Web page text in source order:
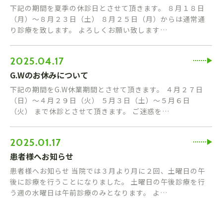
下記の期間を夏季の休診日とさせて頂きます。 ８月１８日
（月）〜８月２３日（土） ８月２５日（月）からは通常通
り診療を致します。 よろしくお願い致します…
2025.04.17
G.Wのお休みについて
下記の期間をG.W休業期間とさせて頂きます。 ４月２７日
（日）〜４月２９日（火） ５月３日（土）〜５月６日
（火） まで休診とさせて頂きます。 ご迷惑を…
2025.01.17
患者様へお知らせ
患者様へお知らせ 当院では３月より月に２回、土曜日の午
後に診療を行うことになりました。 土曜日の午後診療を行
う週の水曜日は午前診療のみとなります。 よ…